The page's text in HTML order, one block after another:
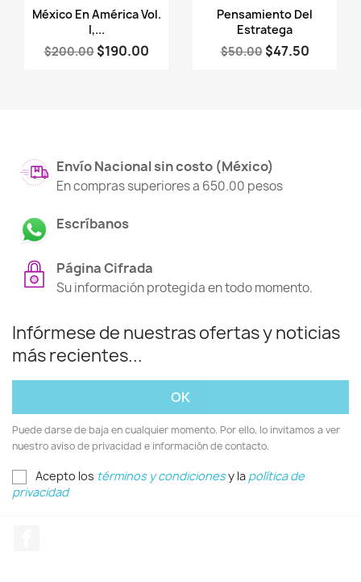
Vista rápida
México En América Vol.
I,...
$200.00 $190.00
Vista rápida
Pensamiento Del
Estratega
$50.00 $47.50
Envío Nacional sin costo (México)
En compras superiores a 650.00 pesos
Escríbanos
Página Cifrada
Su información protegida en todo momento.
Infórmese de nuestras ofertas y noticias
más recientes...
Puede darse de baja en cualquier momento. Por ello, lo invitamos a ver
nuestro aviso de privacidad e información de contacto.
Acepto los términos y condicionesy la política de
privacidad